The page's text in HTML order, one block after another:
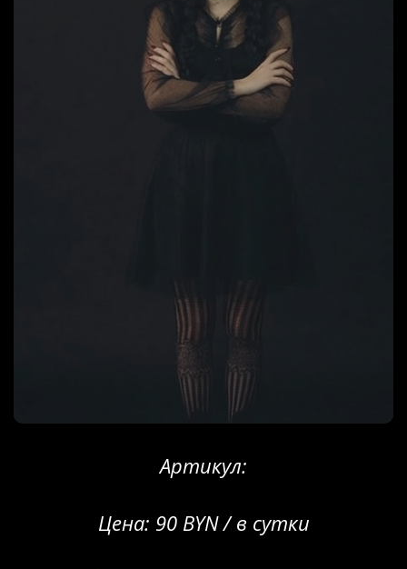
Артикул:
Цена: 90 BYN / в сутки